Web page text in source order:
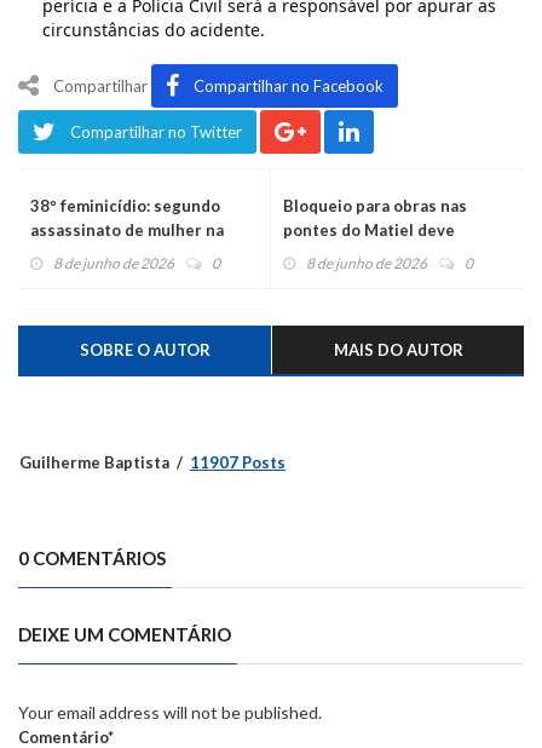
perícia e a Polícia Civil será a responsável por apurar as
circunstâncias do acidente.
Compartilhar Compartilhar no Facebook
Compartilhar no Twitter
38º feminicídio: segundo
assassinato de mulher na
mesma família
8 de junho de 2026 0
Bloqueio para obras nas
pontes do Matiel deve
continuar nesta terça-feira
8 de junho de 2026 0
SOBRE O AUTOR MAIS DO AUTOR
Guilherme Baptista 11907 Posts
0 COMENTÁRIOS
DEIXE UM COMENTÁRIO
Your email address will not be published.
Comentário*